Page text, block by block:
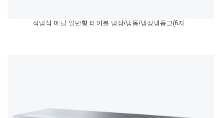
직냉식 메탈 일반형 테이블 냉장/냉동/냉장냉동고(6자..